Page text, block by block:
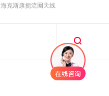
海克斯康扼流圈天线